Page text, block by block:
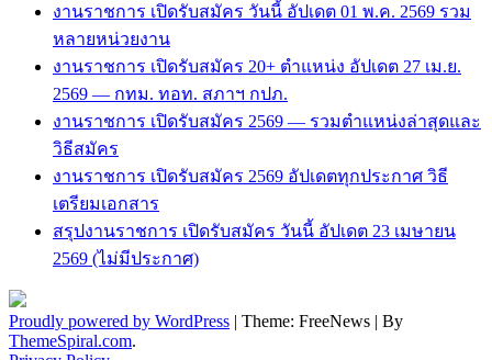
งานราชการ เปิดรับสมัคร วันนี้ อัปเดต 01 พ.ค. 2569 รวม
หลายหน่วยงาน
งานราชการ เปิดรับสมัคร 20+ ตำแหน่ง อัปเดต 27 เม.ย.
2569 — กทม. ทอท. สภาฯ กปภ.
งานราชการ เปิดรับสมัคร 2569 — รวมตำแหน่งล่าสุดและ
วิธีสมัคร
งานราชการ เปิดรับสมัคร 2569 อัปเดตทุกประกาศ วิธี
เตรียมเอกสาร
สรุปงานราชการ เปิดรับสมัคร วันนี้ อัปเดต 23 เมษายน
2569 (ไม่มีประกาศ)
Proudly powered by WordPress | Theme: FreeNews | By
ThemeSpiral.com.